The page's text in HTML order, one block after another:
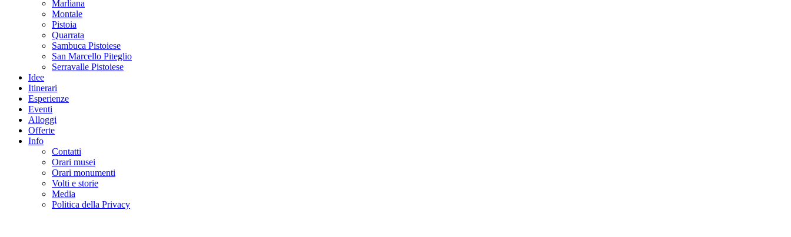
Marliana
Montale
Pistoia
Quarrata
Sambuca Pistoiese
San Marcello Piteglio
Serravalle Pistoiese
Idee
Itinerari
Esperienze
Eventi
Alloggi
Offerte
Info
Contatti
Orari musei
Orari monumenti
Volti e storie
Media
Politica della Privacy